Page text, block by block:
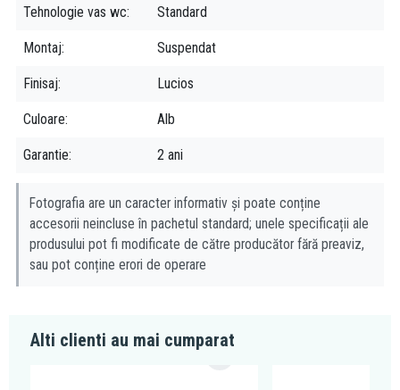
Tehnologie vas wc Standard
Montaj Suspendat
Finisaj Lucios
Culoare Alb
Garantie 2 ani
Fotografia are un caracter informativ și poate conține
accesorii neincluse în pachetul standard; unele specificații ale
produsului pot fi modificate de către producător fără preaviz,
sau pot conține erori de operare
Alti clienti au mai cumparat